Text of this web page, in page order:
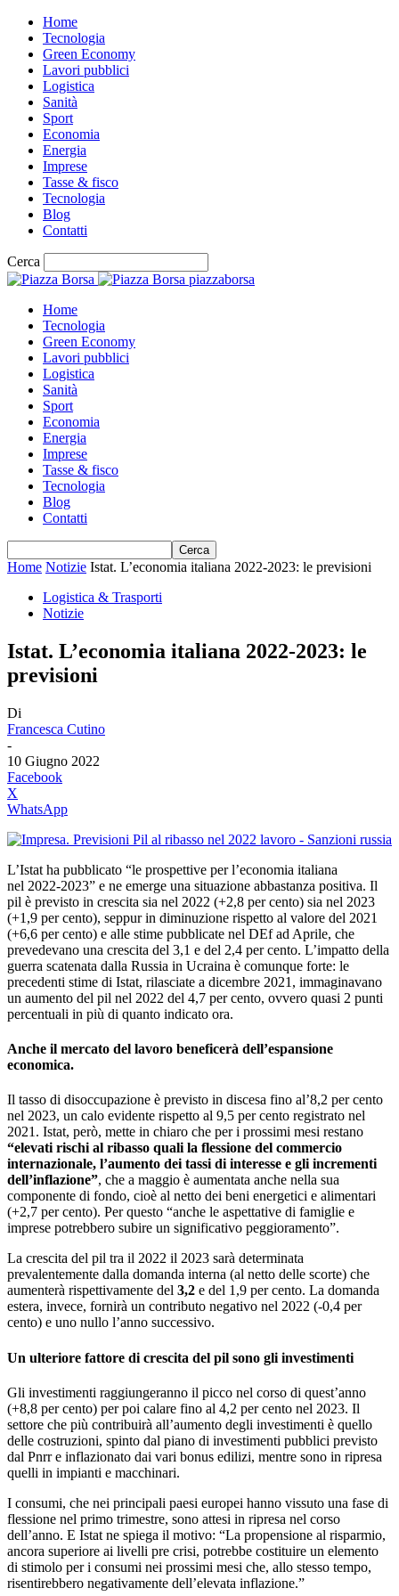
Home
Tecnologia
Green Economy
Lavori pubblici
Logistica
Sanità
Sport
Economia
Energia
Imprese
Tasse & fisco
Tecnologia
Blog
Contatti
Cerca
piazzaborsa
Home
Tecnologia
Green Economy
Lavori pubblici
Logistica
Sanità
Sport
Economia
Energia
Imprese
Tasse & fisco
Tecnologia
Blog
Contatti
Home Notizie Istat. L’economia italiana 2022-2023: le previsioni
Logistica & Trasporti
Notizie
Istat. L’economia italiana 2022-2023: le
previsioni
Di
Francesca Cutino
-
10 Giugno 2022
Facebook
X
WhatsApp
L’Istat ha pubblicato “le prospettive per l’economia italiana
nel 2022-2023” e ne emerge una situazione abbastanza positiva. Il
pil è previsto in crescita sia nel 2022 (+2,8 per cento) sia nel 2023
(+1,9 per cento), seppur in diminuzione rispetto al valore del 2021
(+6,6 per cento) e alle stime pubblicate nel DEf ad Aprile, che
prevedevano una crescita del 3,1 e del 2,4 per cento. L’impatto della
guerra scatenata dalla Russia in Ucraina è comunque forte: le
precedenti stime di Istat, rilasciate a dicembre 2021, immaginavano
un aumento del pil nel 2022 del 4,7 per cento, ovvero quasi 2 punti
percentuali in più di quanto indicato ora.
Anche il mercato del lavoro beneficerà dell’espansione
economica.
Il tasso di disoccupazione è previsto in discesa fino al’8,2 per cento
nel 2023, un calo evidente rispetto al 9,5 per cento registrato nel
2021. Istat, però, mette in chiaro che per i prossimi mesi restano
“elevati rischi al ribasso quali la flessione del commercio
internazionale, l’aumento dei tassi di interesse e gli incrementi
dell’inflazione”, che a maggio è aumentata anche nella sua
componente di fondo, cioè al netto dei beni energetici e alimentari
(+2,7 per cento). Per questo “anche le aspettative di famiglie e
imprese potrebbero subire un significativo peggioramento”.
La crescita del pil tra il 2022 il 2023 sarà determinata
prevalentemente dalla domanda interna (al netto delle scorte) che
aumenterà rispettivamente del 3,2 e del 1,9 per cento. La domanda
estera, invece, fornirà un contributo negativo nel 2022 (-0,4 per
cento) e uno nullo l’anno successivo.
Un ulteriore fattore di crescita del pil sono gli investimenti
Gli investimenti raggiungeranno il picco nel corso di quest’anno
(+8,8 per cento) per poi calare fino al 4,2 per cento nel 2023. Il
settore che più contribuirà all’aumento degli investimenti è quello
delle costruzioni, spinto dal piano di investimenti pubblici previsto
dal Pnrr e inflazionato dai vari bonus edilizi, mentre sono in ripresa
quelli in impianti e macchinari.
I consumi, che nei principali paesi europei hanno vissuto una fase di
flessione nel primo trimestre, sono attesi in ripresa nel corso
dell’anno. E Istat ne spiega il motivo: “La propensione al risparmio,
ancora superiore ai livelli pre crisi, potrebbe costituire un elemento
di stimolo per i consumi nei prossimi mesi che, allo stesso tempo,
risentirebbero negativamente dell’elevata inflazione.”